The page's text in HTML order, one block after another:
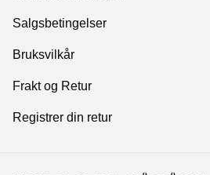
Salgsbetingelser
Bruksvilkår
Frakt og Retur
Registrer din retur